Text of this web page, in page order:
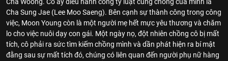
Cha Sung Jae (Lee Moo Saeng). Bên cạnh sự thành công trong công
việc, Moon Young còn là một người mẹ hết mực yêu thương và chăm
lo cho việc nuôi dạy con gái. Một ngày nọ, đột nhiên chồng cô bị mất
tích, cô phải ra sức tìm kiếm chồng mình và dần phát hiện ra bí mật
đằng sau sự mất tích đó, chúng có liên quan đến người phụ nữ hàng